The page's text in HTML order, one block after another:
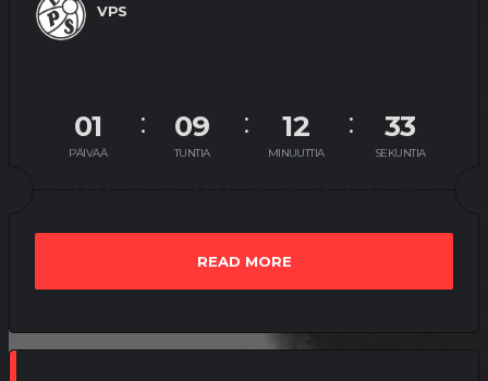
VPS
01
PÄIVÄÄ
09
TUNTIA
12
MINUUTTIA
33
SEKUNTIA
READ MORE